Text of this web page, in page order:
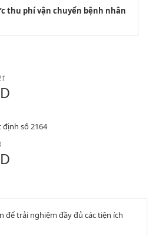
thu phí vận chuyển bệnh nhân
vị trí việc làm
để trải nghiệm đầy đủ các tiện ích